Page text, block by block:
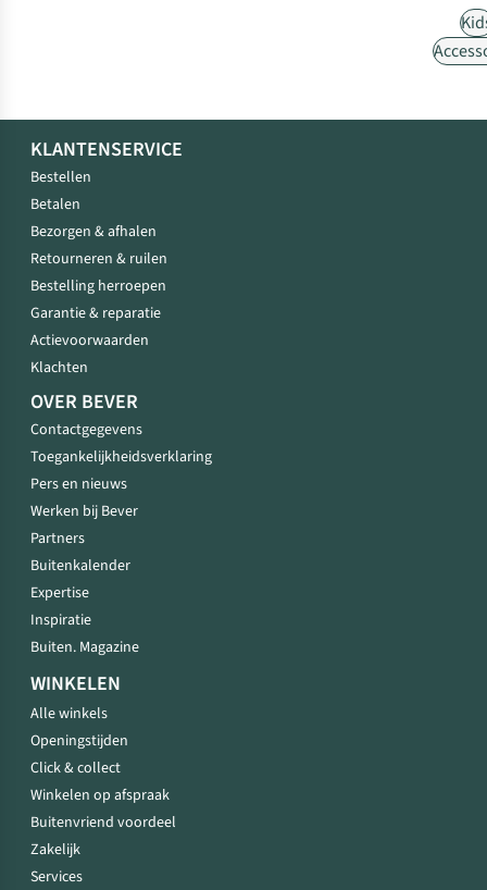
KLANTENSERVICE
Bestellen
Betalen
Bezorgen & afhalen
Retourneren & ruilen
Bestelling herroepen
Garantie & reparatie
Actievoorwaarden
Klachten
OVER BEVER
Contactgegevens
Toegankelijkheidsverklaring
Pers en nieuws
Werken bij Bever
Partners
Buitenkalender
Expertise
Inspiratie
Buiten. Magazine
WINKELEN
Alle winkels
Openingstijden
Click & collect
Winkelen op afspraak
Buitenvriend voordeel
Zakelijk
Services